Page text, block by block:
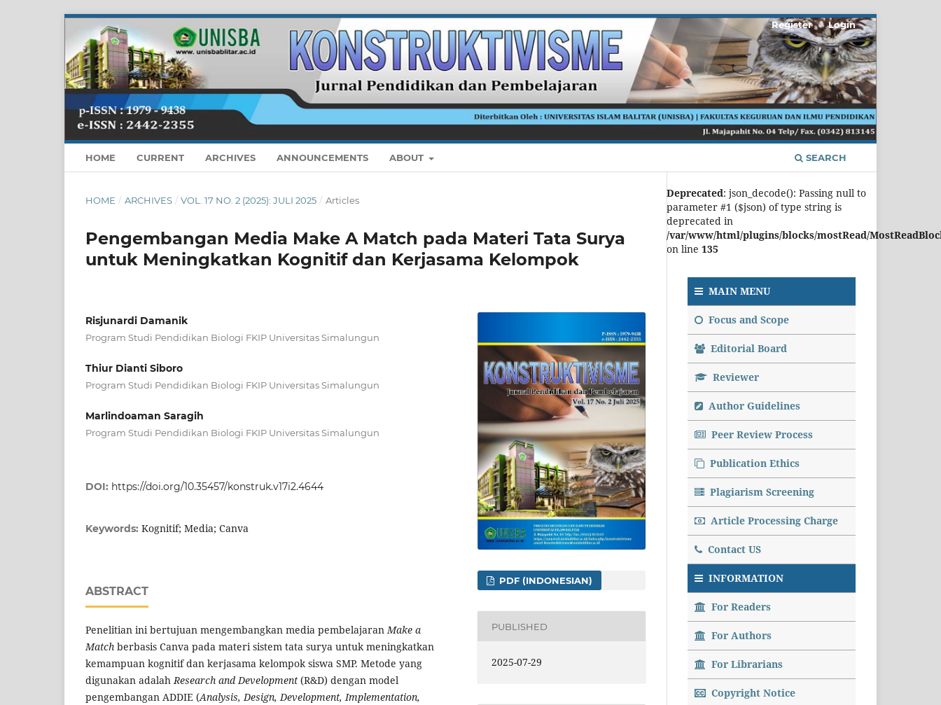
HOME CURRENT ARCHIVES ANNOUNCEMENTS ABOUT SEARCH
Register Login
HOME / ARCHIVES / VOL. 17 NO. 2 (2025): JULI 2025 / Articles
Pengembangan Media Make A Match pada Materi Tata Surya
untuk Meningkatkan Kognitif dan Kerjasama Kelompok
Risjunardi Damanik
Program Studi Pendidikan Biologi FKIP Universitas Simalungun
Thiur Dianti Siboro
Program Studi Pendidikan Biologi FKIP Universitas Simalungun
Marlindoaman Saragih
Program Studi Pendidikan Biologi FKIP Universitas Simalungun
DOI: https://doi.org/10.35457/konstruk.v17i2.4644
Keywords: Kognitif; Media; Canva
ABSTRACT
Penelitian ini bertujuan mengembangkan media pembelajaranMake a
Match berbasis Canva pada materi sistem tata surya untuk meningkatkan
kemampuan kognitif dan kerjasama kelompok siswa SMP. Metode yang
digunakan adalahResearch and Development (R&D) dengan model
pengembangan ADDIE (Analysis, Design, Development, Implementation,
PDF (INDONESIAN)
PUBLISHED
2025-07-29
Deprecated: json_decode(): Passing null to
parameter #1 ($json) of type string is
deprecated in
/var/www/html/plugins/blocks/mostRead/
on line 135
MAIN MENU
Focus and Scope
Editorial Board
Reviewer
Author Guidelines
Peer Review Process
Publication Ethics
Plagiarism Screening
Article Processing Charge
Contact US
INFORMATION
For Readers
For Authors
For Librarians
Copyright Notice